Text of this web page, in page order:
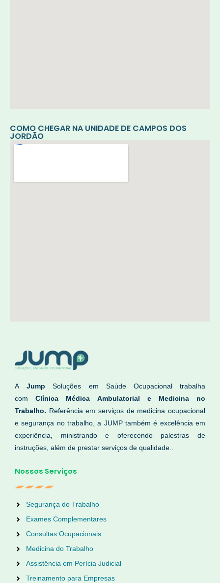
COMO CHEGAR NA UNIDADE DE CAMPOS DOS
JORDÃO
AJumpSoluções em Saúde Ocupacional trabalha
comClínica Médica Ambulatorial e Medicina no
Trabalho. Referência em serviços de medicina ocupacional
e segurança no trabalho, a JUMP também é excelência em
experiência, ministrando e oferecendo palestras de
instruções, além de prestar serviços de qualidade..
Nossos Serviços
Segurança do Trabalho
Exames Complementares
Consultas Ocupacionais
Medicina do Trabalho
Assistência em Perícia Judicial
Treinamento para Empresas